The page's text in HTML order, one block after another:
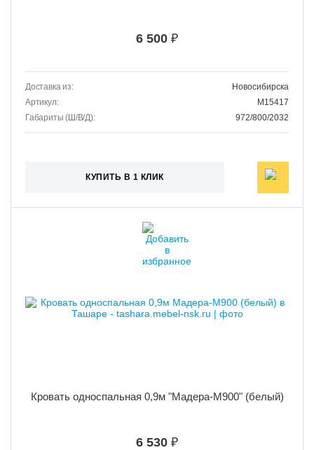
6 500 ₽
Доставка из:
Новосибирска
Артикул:
M15417
Габариты (Ш/В/Д):
972/800/2032
КУПИТЬ В 1 КЛИК
Кровать односпальная 0,9м "Мадера-М900" (белый)
6 530 ₽